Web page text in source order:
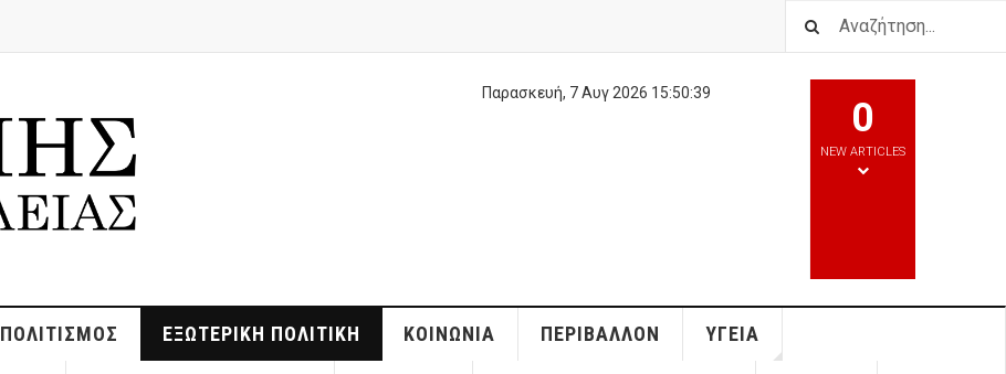
Παρασκευή, 7 Αυγ 2026 15:50:40
0
NEW ARTICLES
ΠΟΛΙΤΙΣΜΌΣ ΕΞΩΤΕΡΙΚΉ ΠΟΛΙΤΙΚΉ ΚΟΙΝΩΝΊΑ ΠΕΡΙΒΆΛΛΟΝ ΥΓΕΊΑ